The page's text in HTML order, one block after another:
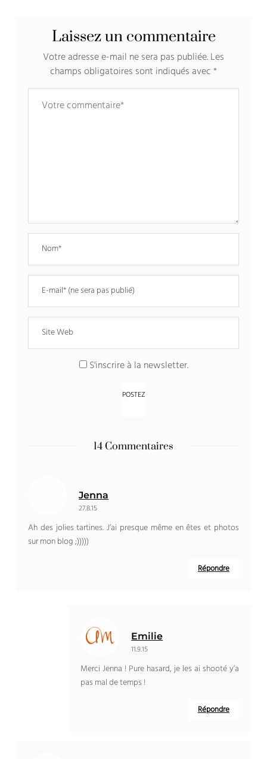
Laissez un commentaire
Votre adresse e-mail ne sera pas publiée.Les
champs obligatoires sont indiqués avec*
S'inscrire à la newsletter.
14 Commentaires
Jenna
27.8.15
Ah des jolies tartines. J’ai presque même en êtes et photos
sur mon blog ;)))))
Répondre
Emilie
11.9.15
Merci Jenna ! Pure hasard, je les ai shooté y’a
pas mal de temps !
Répondre